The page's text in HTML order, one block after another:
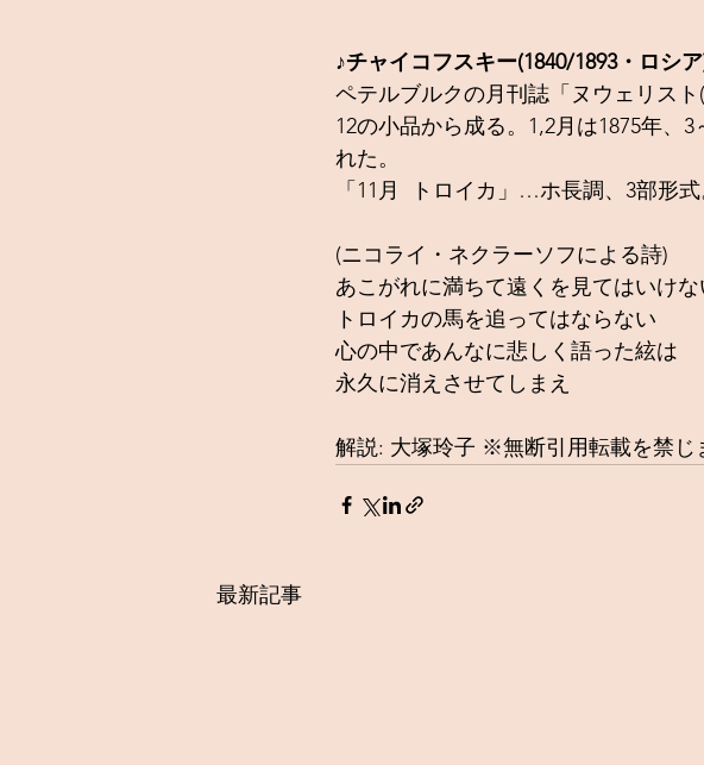
♪チャイコフスキー(1840/1893・ロシ
ペテルブルクの月刊誌「ヌウェリス
12の小品から成る。1,2月は1875年、
れた。
「11月  トロイカ」…ホ長調、3部形式
(ニコライ・ネクラーソフによる詩)
あこがれに満ちて遠くを見てはいけな
トロイカの馬を追ってはならない
心の中であんなに悲しく語った絃は
永久に消えさせてしまえ
解説: 大塚玲子 ※無断引用転載を禁じ
最新記事